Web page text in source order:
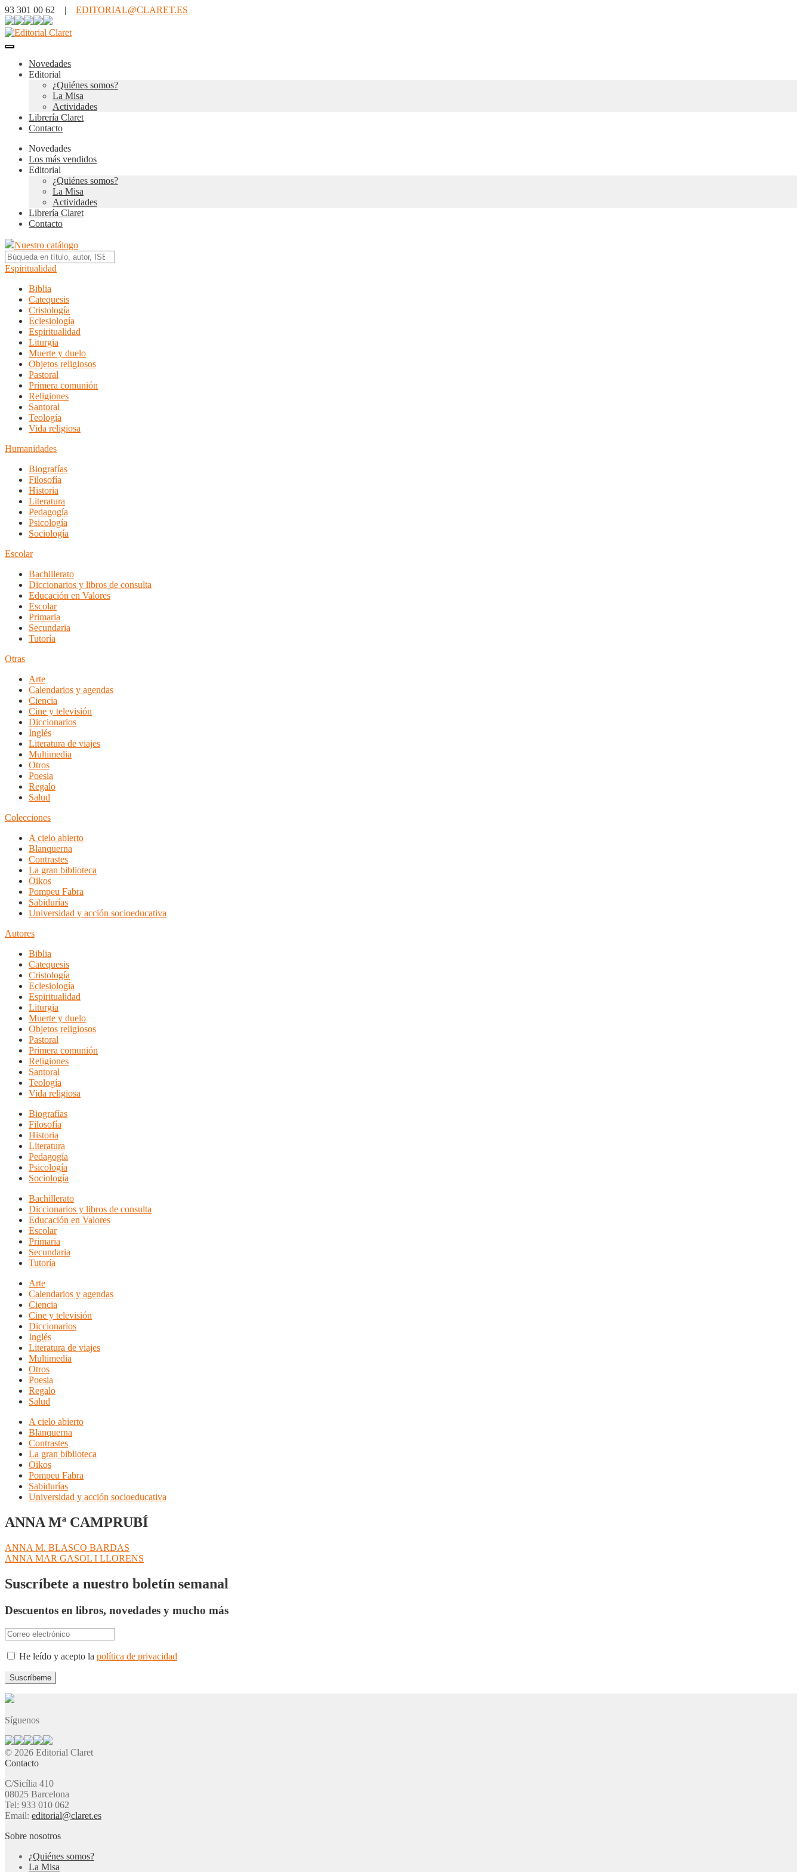
93 301 00 62 | EDITORIAL@CLARET.ES
Novedades
Editorial
¿Quiénes somos?
La Misa
Actividades
Librería Claret
Contacto
Novedades
Los más vendidos
Editorial
¿Quiénes somos?
La Misa
Actividades
Librería Claret
Contacto
Nuestro catálogo
Espiritualidad
Biblia
Catequesis
Cristología
Eclesiología
Espiritualidad
Liturgia
Muerte y duelo
Objetos religiosos
Pastoral
Primera comunión
Religiones
Santoral
Teología
Vida religiosa
Humanidades
Biografías
Filosofía
Historia
Literatura
Pedagogía
Psicología
Sociología
Escolar
Bachillerato
Diccionarios y libros de consulta
Educación en Valores
Escolar
Primaria
Secundaria
Tutoría
Otras
Arte
Calendarios y agendas
Ciencia
Cine y televisión
Diccionarios
Inglés
Literatura de viajes
Multimedia
Otros
Poesia
Regalo
Salud
Colecciones
A cielo abierto
Blanquerna
Contrastes
La gran biblioteca
Oikos
Pompeu Fabra
Sabidurías
Universidad y acción socioeducativa
Autores
Biblia
Catequesis
Cristología
Eclesiología
Espiritualidad
Liturgia
Muerte y duelo
Objetos religiosos
Pastoral
Primera comunión
Religiones
Santoral
Teología
Vida religiosa
Biografías
Filosofía
Historia
Literatura
Pedagogía
Psicología
Sociología
Bachillerato
Diccionarios y libros de consulta
Educación en Valores
Escolar
Primaria
Secundaria
Tutoría
Arte
Calendarios y agendas
Ciencia
Cine y televisión
Diccionarios
Inglés
Literatura de viajes
Multimedia
Otros
Poesia
Regalo
Salud
A cielo abierto
Blanquerna
Contrastes
La gran biblioteca
Oikos
Pompeu Fabra
Sabidurías
Universidad y acción socioeducativa
ANNA Mª CAMPRUBÍ
Navegación
de
entradas
Anterior:
ANNA M. BLASCO BARDAS
Siguiente:
ANNA MAR GASOL I LLORENS
Suscríbete a nuestro boletín semanal
Descuentos en libros, novedades y mucho más
He leído y acepto la política de privacidad
Síguenos
© 2026 Editorial Claret
Contacto
C/Sicília 410
08025 Barcelona
Tel: 933 010 062
Email: editorial@claret.es
Sobre nosotros
¿Quiénes somos?
La Misa